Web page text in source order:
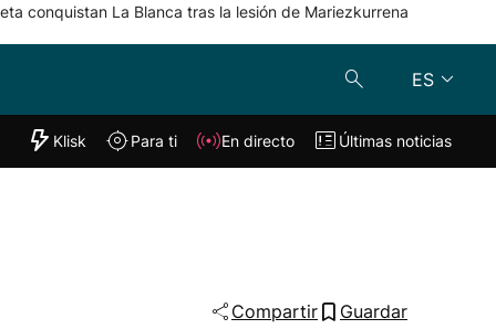
conquistan La Blanca tras la lesión de Mariezkurrena
ES
"Helmuga"
Klisk En directo
Klisk Para ti En directo Últimas noticias
Compartir Guardar